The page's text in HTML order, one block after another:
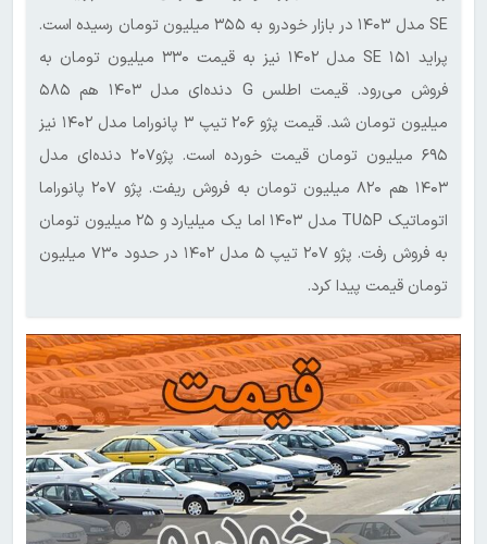
SE مدل ۱۴۰۳ در بازار خودرو به ۳۵۵ میلیون تومان رسیده است.
پراید ۱۵۱ SE مدل ۱۴۰۲ نیز به قیمت ۳۳۰ میلیون تومان به
فروش می‌رود. قیمت اطلس G دنده‌ای مدل ۱۴۰۳ هم ۵۸۵
میلیون تومان شد. قیمت پژو ۲۰۶ تیپ ۳ پانوراما مدل ۱۴۰۲ نیز
۶۹۵ میلیون تومان قیمت خورده است. پژو۲۰۷ دنده‌ای مدل
۱۴۰۳ هم ۸۲۰ میلیون تومان به فروش ریفت. پژو ۲۰۷ پانوراما
اتوماتیک TU۵P مدل ۱۴۰۳ اما یک میلیارد و ۲۵ میلیون تومان
به فروش رفت. پژو ۲۰۷ تیپ ۵ مدل ۱۴۰۲ در حدود ۷۳۰ میلیون
تومان قیمت پیدا کرد.